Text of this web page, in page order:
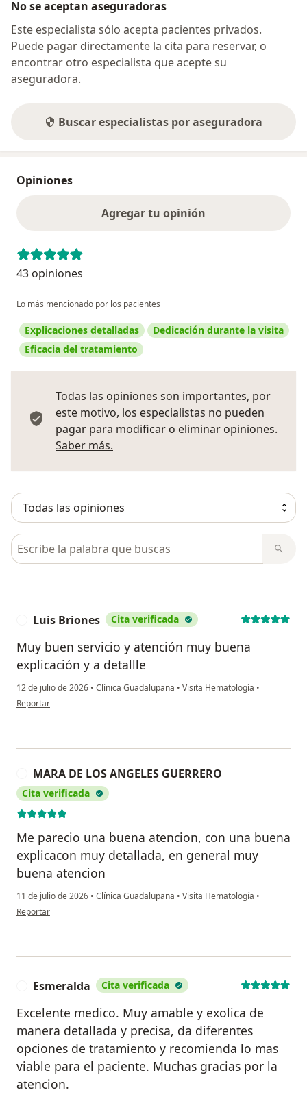
No se aceptan aseguradoras
Este especialista sólo acepta pacientes privados.
Puede pagar directamente la cita para reservar, o
encontrar otro especialista que acepte su
aseguradora.
Buscar especialistas por aseguradora
Opiniones
Agregar tu opinión
43 opiniones
Lo más mencionado por los pacientes
Explicaciones detalladas
Dedicación durante la visita
Eficacia del tratamiento
Todas las opiniones son importantes, por
este motivo, los especialistas no pueden
pagar para modificar o eliminar opiniones.
Saber más.
Busca en opiniones
Luis Briones Cita verificada
Muy buen servicio y atención muy buena
explicación y a detallle
12 de julio de 2026 • Clínica Guadalupana • Visita Hematología •
en opinión del usuario Luis Briones
Reportar
MARA DE LOS ANGELES GUERRERO
Cita verificada
Me parecio una buena atencion, con una buena
explicacon muy detallada, en general muy
buena atencion
11 de julio de 2026 • Clínica Guadalupana • Visita Hematología •
en opinión del usuario MARA DE LOS ANGELES GUERRERO
Reportar
Esmeralda Cita verificada
Excelente medico. Muy amable y exolica de
manera detallada y precisa, da diferentes
opciones de tratamiento y recomienda lo mas
viable para el paciente. Muchas gracias por la
atencion.